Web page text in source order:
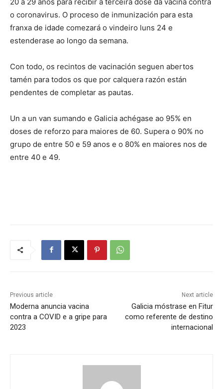
o coronavirus. O proceso de inmunización para esta
franxa de idade comezará o vindeiro luns 24 e
estenderase ao longo da semana.
Con todo, os recintos de vacinación seguen abertos
tamén para todos os que por calquera razón están
pendentes de completar as pautas.
Un a un van sumando e Galicia achégase ao 95% en
doses de reforzo para maiores de 60. Supera o 90% no
grupo de entre 50 e 59 anos e o 80% en maiores nos de
entre 40 e 49.
Previous article
Moderna anuncia vacina
contra a COVID e a gripe para
2023
Next article
Galicia móstrase en Fitur
como referente de destino
internacional